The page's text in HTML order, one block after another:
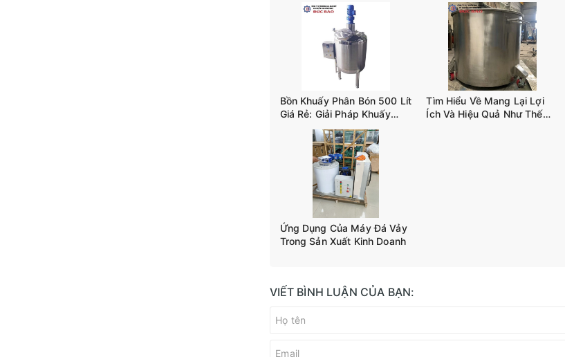
Bồn Khuấy Phân Bón 500 Lít
Giá Rẻ: Giải Pháp Khuấy
Trộn Tiết Kiệm Chi Phí
Tìm Hiểu Về Mang Lại Lợi
Ích Và Hiệu Quả Như Thế
Ứng Dụng Của Máy Đá Vảy
Trong Sản Xuất Kinh Doanh
VIẾT BÌNH LUẬN CỦA BẠN: